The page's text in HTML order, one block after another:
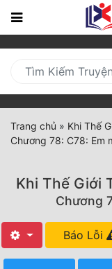
Trang
Mới
Cập
Nhật
(current)
Thể Loại
Tất Cả
Trang chủ » Khi Thế
Chương 78: C78: Em
Khi Thế Giới
Chương
Báo Lỗi